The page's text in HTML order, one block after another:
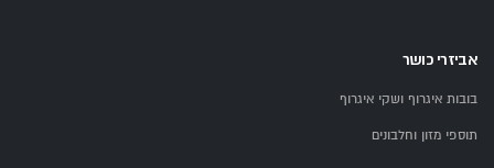
אביזרי כושר
בובות איגרוף ושקי איגרוף
תוספי מזון וחלבונים